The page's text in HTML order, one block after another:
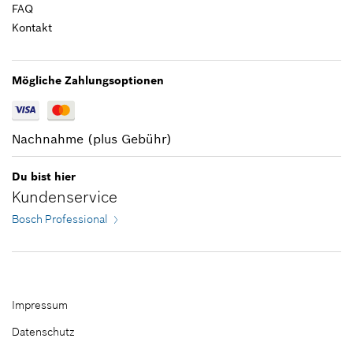
Herstellers inklusive MwSt
Zum Warenkorb hinzufügen
FAQ
Kontakt
Mögliche Zahlungsoptionen
Nachnahme (plus Gebühr)
Du bist hier
Kundenservice
Bosch Professional
Impressum
Datenschutz